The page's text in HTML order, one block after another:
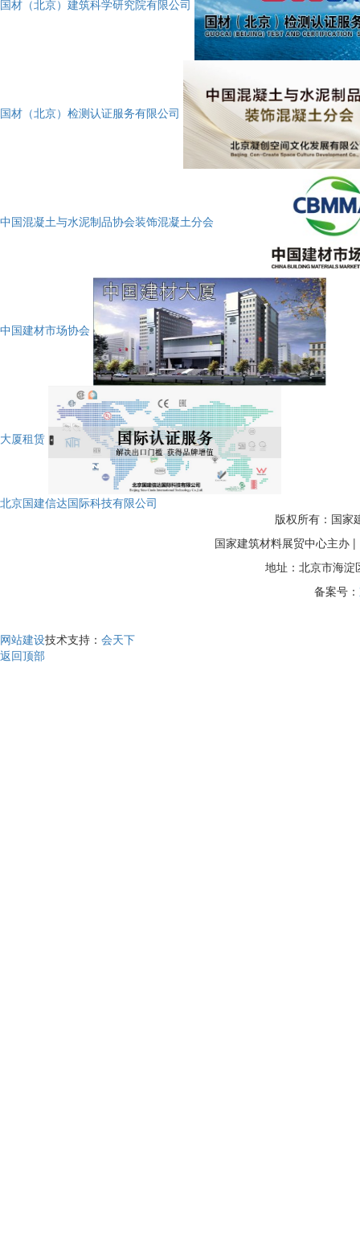
国材（北京）建筑科学研究院有限公司
国材（北京）检测认证服务有限公司
中国混凝土与水泥制品协会装饰混凝土分会
中国建材市场协会
大厦租赁
北京国建信达国际科技有限公司
版权所有：国
国家建筑材料展贸中心主办
地址：北京市海
备案号：
网站建设技术支持： 会天下
返回顶部